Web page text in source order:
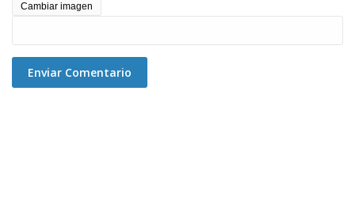
Cambiar imagen
Enviar Comentario